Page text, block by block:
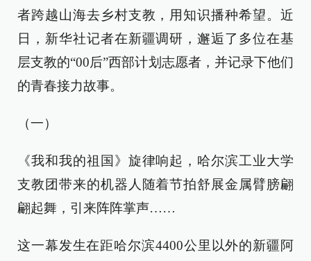
者跨越山海去乡村支教，用知识播种希望。近
日，新华社记者在新疆调研，邂逅了多位在基
层支教的“00后”西部计划志愿者，并记录下他们
的青春接力故事。
（一）
《我和我的祖国》旋律响起，哈尔滨工业大学
支教团带来的机器人随着节拍舒展金属臂膀翩
翩起舞，引来阵阵掌声……
这一幕发生在距哈尔滨4400公里以外的新疆阿